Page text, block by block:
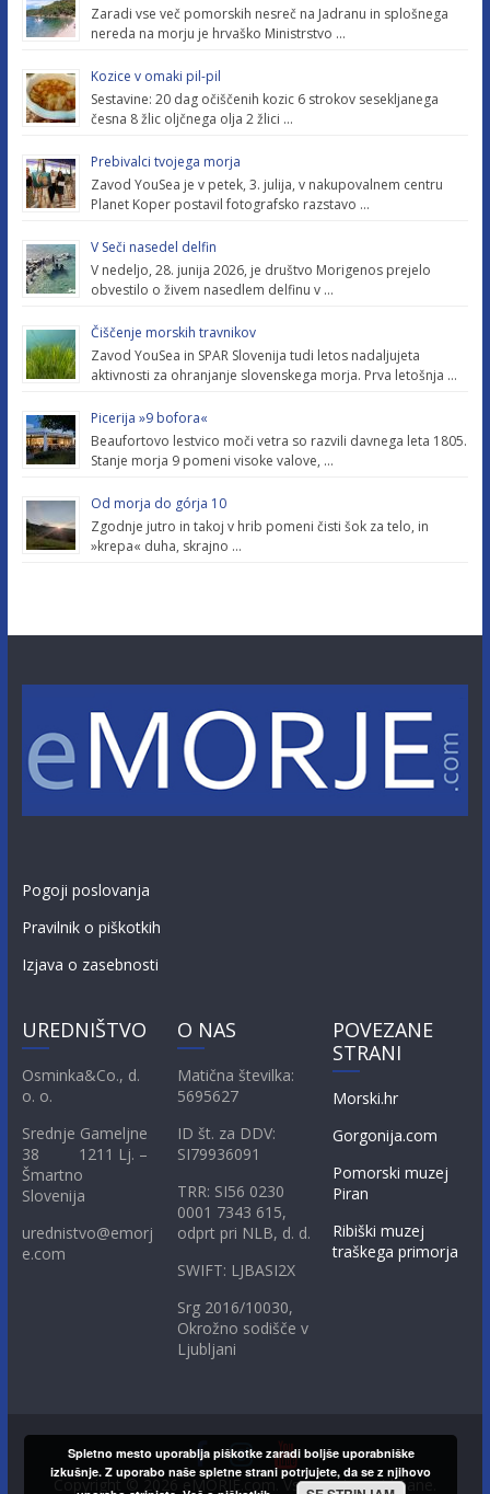
Zaradi vse več pomorskih nesreč na Jadranu in splošnega
nereda na morju je hrvaško Ministrstvo …
Kozice v omaki pil-pil
Sestavine: 20 dag očiščenih kozic 6 strokov sesekljanega
česna 8 žlic oljčnega olja 2 žlici …
Prebivalci tvojega morja
Zavod YouSea je v petek, 3. julija, v nakupovalnem centru
Planet Koper postavil fotografsko razstavo …
V Seči nasedel delfin
V nedeljo, 28. junija 2026, je društvo Morigenos prejelo
obvestilo o živem nasedlem delfinu v …
Čiščenje morskih travnikov
Zavod YouSea in SPAR Slovenija tudi letos nadaljujeta
aktivnosti za ohranjanje slovenskega morja. Prva letošnja …
Picerija »9 bofora«
Beaufortovo lestvico moči vetra so razvili davnega leta 1805.
Stanje morja 9 pomeni visoke valove, …
Od morja do górja 10
Zgodnje jutro in takoj v hrib pomeni čisti šok za telo, in
»krepa« duha, skrajno …
Pogoji poslovanja
Pravilnik o piškotkih
Izjava o zasebnosti
UREDNIŠTVO
Osminka&Co., d.
o. o.
Srednje Gameljne
38 1211 Lj. –
Šmartno
Slovenija
urednistvo@emorj
e.com
O NAS
Matična številka:
5695627
ID št. za DDV:
SI79936091
TRR: SI56 0230
0001 7343 615,
odprt pri NLB, d. d.
SWIFT: LJBASI2X
Srg 2016/10030,
Okrožno sodišče v
Ljubljani
POVEZANE
STRANI
Morski.hr
Gorgonija.com
Pomorski muzej
Piran
Ribiški muzej
traškega primorja
Copyright © 2026 eMORJE.com . Vse pravice pridržane.
Spletno mesto uporablja piškotke zaradi boljše uporabniške
izkušnje. Z uporabo naše spletne strani potrjujete, da se z njihovo